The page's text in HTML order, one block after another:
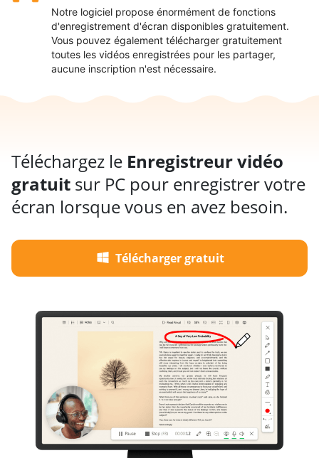
Notre logiciel propose énormément de fonctions
d'enregistrement d'écran disponibles gratuitement.
Vous pouvez également télécharger gratuitement
toutes les vidéos enregistrées pour les partager,
aucune inscription n'est nécessaire.
Téléchargez le Enregistreur vidéo
gratuit sur PC pour enregistrer votre
écran lorsque vous en avez besoin.
Télécharger gratuit